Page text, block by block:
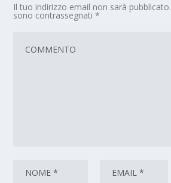
Il tuo indirizzo email non sarà pubblicato.
sono contrassegnati*